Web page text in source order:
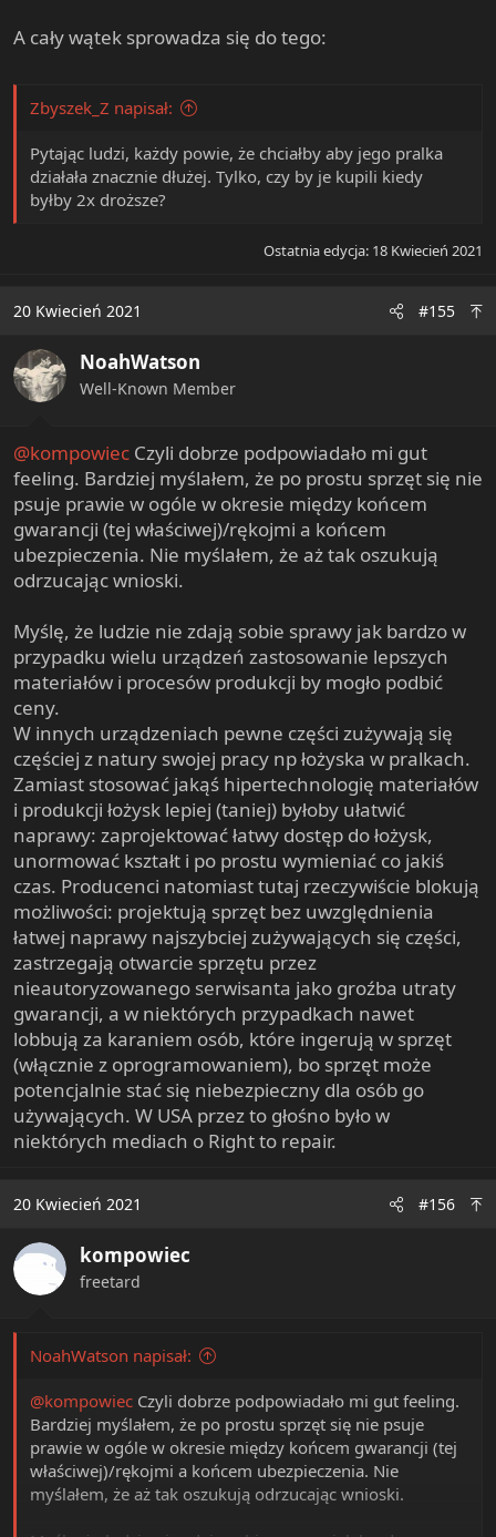
A cały wątek sprowadza się do tego:
Zbyszek_Z napisał:
Pytając ludzi, każdy powie, że chciałby aby jego pralka
działała znacznie dłużej. Tylko, czy by je kupili kiedy
byłby 2x droższe?
Ostatnia edycja: 18 Kwiecień 2021
20 Kwiecień 2021 #155
NoahWatson
Well-Known Member
@kompowiec Czyli dobrze podpowiadało mi gut
feeling. Bardziej myślałem, że po prostu sprzęt się nie
psuje prawie w ogóle w okresie między końcem
gwarancji (tej właściwej)/rękojmi a końcem
ubezpieczenia. Nie myślałem, że aż tak oszukują
odrzucając wnioski.
Myślę, że ludzie nie zdają sobie sprawy jak bardzo w
przypadku wielu urządzeń zastosowanie lepszych
materiałów i procesów produkcji by mogło podbić
ceny.
W innych urządzeniach pewne części zużywają się
częściej z natury swojej pracy np łożyska w pralkach.
Zamiast stosować jakąś hipertechnologię materiałów
i produkcji łożysk lepiej (taniej) byłoby ułatwić
naprawy: zaprojektować łatwy dostęp do łożysk,
unormować kształt i po prostu wymieniać co jakiś
czas. Producenci natomiast tutaj rzeczywiście blokują
możliwości: projektują sprzęt bez uwzględnienia
łatwej naprawy najszybciej zużywających się części,
zastrzegają otwarcie sprzętu przez
nieautoryzowanego serwisanta jako groźba utraty
gwarancji, a w niektórych przypadkach nawet
lobbują za karaniem osób, które ingerują w sprzęt
(włącznie z oprogramowaniem), bo sprzęt może
potencjalnie stać się niebezpieczny dla osób go
używających. W USA przez to głośno było w
niektórych mediach o Right to repair.
20 Kwiecień 2021 #156
kompowiec
freetard
NoahWatson napisał:
@kompowiec Czyli dobrze podpowiadało mi gut feeling.
Bardziej myślałem, że po prostu sprzęt się nie psuje
prawie w ogóle w okresie między końcem gwarancji (tej
właściwej)/rękojmi a końcem ubezpieczenia. Nie
myślałem, że aż tak oszukują odrzucając wnioski.